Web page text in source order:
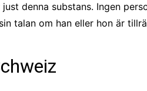
denna substans. Ingen
talan om han eller hon är